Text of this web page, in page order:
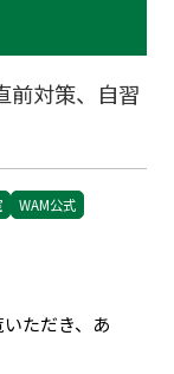
前対策、自習
WAM公式
ただき、あ